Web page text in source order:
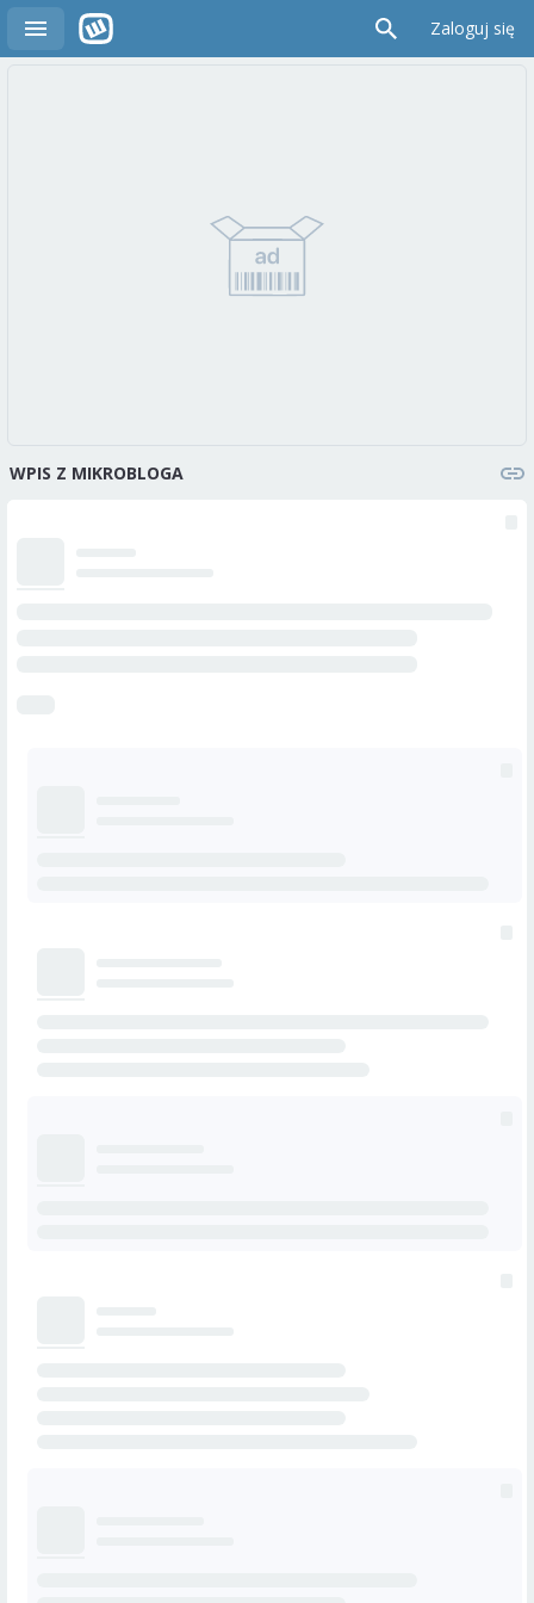
Zaloguj się
WPIS Z MIKROBLOGA